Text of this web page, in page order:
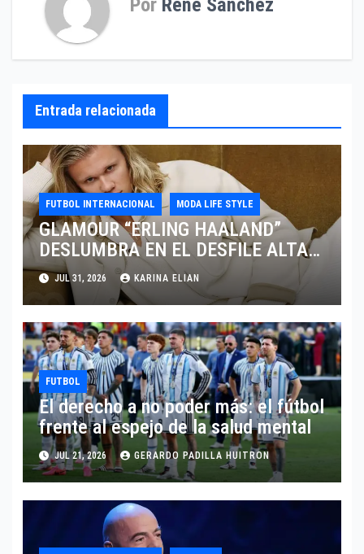
Por Rene Sánchez
Entrada relacionada
FUTBOL INTERNACIONAL MODA LIFE STYLE
GLAMOUR “ERLING HAALAND”
DESLUMBRA EN EL DESFILE ALTA
SARTORIA DE DOLCE & GABBANA
TRAS EL MUNDIAL 2026
JUL 31, 2026 KARINA ELIAN
FUTBOL
El derecho a no poder más: el fútbol
frente al espejo de la salud mental
JUL 21, 2026 GERARDO PADILLA HUITRON